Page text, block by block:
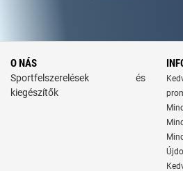
O NÁS
Sportfelszerelések és
kiegészítők